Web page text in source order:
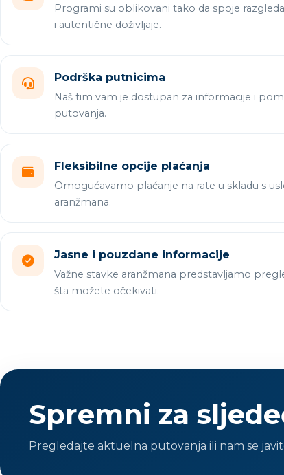
Programi su oblikovani tako da spoje
i autentične doživljaje.
Podrška putnicima
Naš tim vam je dostupan za informacije i
putovanja.
Fleksibilne opcije plaćanja
Omogućavamo plaćanje na rate u skladu s
aranžmana.
Jasne i pouzdane informacije
Važne stavke aranžmana predstavljamo
šta možete očekivati.
Spremni za
Pregledajte aktuelna putovanja ili nam se